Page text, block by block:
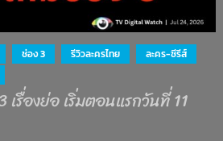
ช่อง 3 รีวิวละครไทย
ละคร-ซีรีส์
เรื่องย่อ เริ่มตอนแรกวันที่ 11